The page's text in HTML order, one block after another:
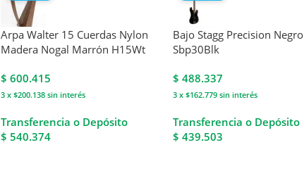
Arpa Walter 15 Cuerdas Nylon
Madera Nogal Marrón H15Wt
$ 600.415
3 x $200.138sin interés
Transferencia o Depósito
$ 540.374
Bajo Stagg Precision Negro
Sbp30Blk
$ 488.337
3 x $162.779 sin interés
Transferencia o Depósito
$ 439.503